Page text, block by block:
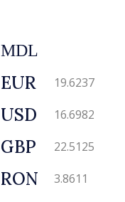
MDL
EUR 19.6237
USD 16.6982
GBP 22.5125
RON 3.8611